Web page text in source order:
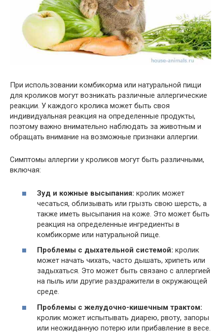
При использовании комбикорма или натуральной пищи
для кроликов могут возникать различные аллергические
реакции. У каждого кролика может быть своя
индивидуальная реакция на определенные продукты,
поэтому важно внимательно наблюдать за животным и
обращать внимание на возможные признаки аллергии.
Симптомы аллергии у кроликов могут быть различными,
включая:
Зуд и кожные высыпания: кролик может
чесаться, облизывать или грызть свою шерсть, а
также иметь высыпания на коже. Это может быть
реакция на определенные ингредиенты в
комбикорме или натуральной пище.
Проблемы с дыхательной системой: кролик
может начать чихать, часто дышать, хрипеть или
задыхаться. Это может быть связано с аллергией
на пыль или другие раздражители в окружающей
среде.
Проблемы с желудочно-кишечным трактом:
кролик может испытывать диарею, рвоту, запоры
или неожиданную потерю или прибавление в весе.